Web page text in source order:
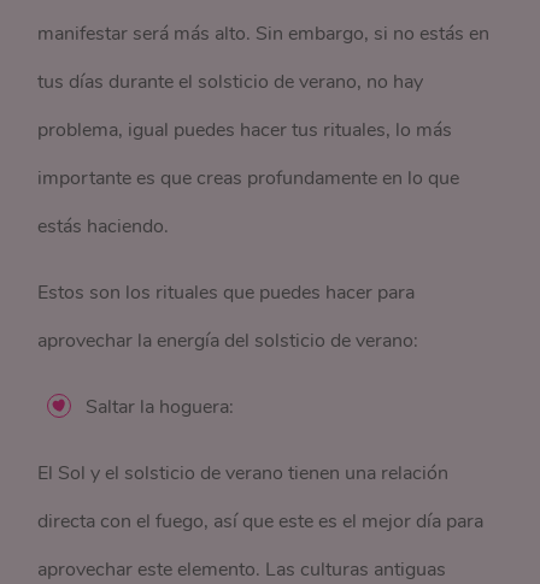
manifestar será más alto. Sin embargo, si no estás en
tus días durante el solsticio de verano, no hay
problema, igual puedes hacer tus rituales, lo más
importante es que creas profundamente en lo que
estás haciendo.
Estos son los rituales que puedes hacer para
aprovechar la energía del solsticio de verano:
Saltar la hoguera:
El Sol y el solsticio de verano tienen una relación
directa con el fuego, así que este es el mejor día para
aprovechar este elemento. Las culturas antiguas